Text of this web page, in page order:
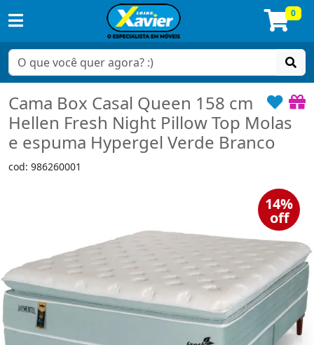
0
Cama Box Casal Queen 158 cm
Hellen Fresh Night Pillow Top Molas
e espuma Hypergel Verde Branco
cod: 986260001
14%
off